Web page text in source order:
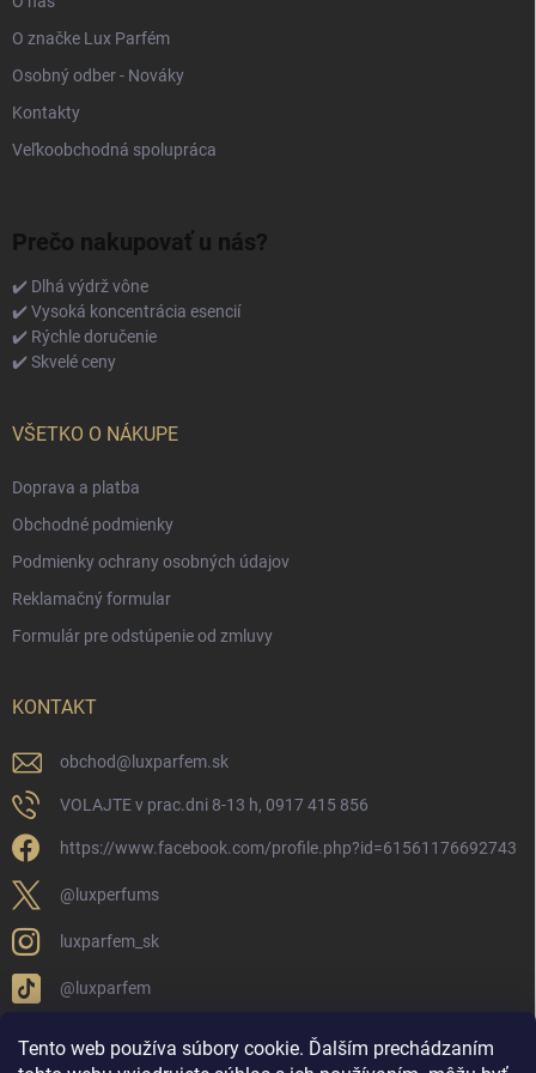
Tento web používa súbory cookie. Ďalším prechádzaním
O značke Lux Parfém
Osobný odber - Nováky
Kontakty
Veľkoobchodná spolupráca
Prečo nakupovať u nás?
✔️ Dlhá výdrž vône
✔️ Vysoká koncentrácia esencií
✔️ Rýchle doručenie
✔️ Skvelé ceny
VŠETKO O NÁKUPE
Doprava a platba
Obchodné podmienky
Podmienky ochrany osobných údajov
Reklamačný formular
Formulár pre odstúpenie od zmluvy
KONTAKT
obchod@ luxparfem.sk
VOLAJTE v prac.dni 8-13 h, 0917 415 856
https://www.facebook.com/profile.php?id=61561176692743
@luxperfums
luxparfem_sk
@luxparfem